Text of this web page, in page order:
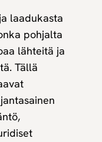
laadukasta
pohjalta
lähteitä ja
Tällä